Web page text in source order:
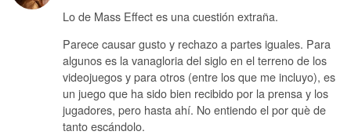
Lo de Mass Effect es una cuestión extraña.
Parece causar gusto y rechazo a partes iguales. Para
algunos es la vanagloria del siglo en el terreno de los
videojuegos y para otros (entre los que me incluyo), es
un juego que ha sido bien recibido por la prensa y los
jugadores, pero hasta ahí. No entiendo el por què de
tanto escándolo.